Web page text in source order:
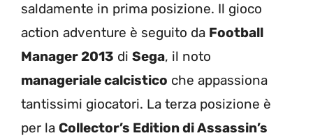
saldamente in prima posizione. Il gioco
action adventure è seguito da Football
Manager 2013 di Sega, il noto
manageriale calcistico che appassiona
tantissimi giocatori. La terza posizione è
per la Collector’s Edition di Assassin’s